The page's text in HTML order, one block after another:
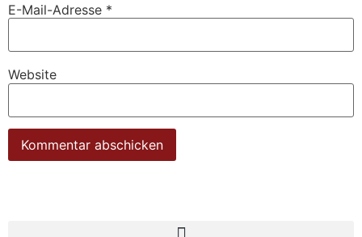
E-Mail-Adresse *
Website